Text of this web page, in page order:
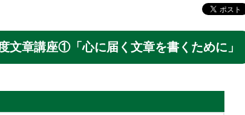
章講座①「心に届く文章を書くために」